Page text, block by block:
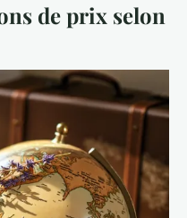
de prix selon